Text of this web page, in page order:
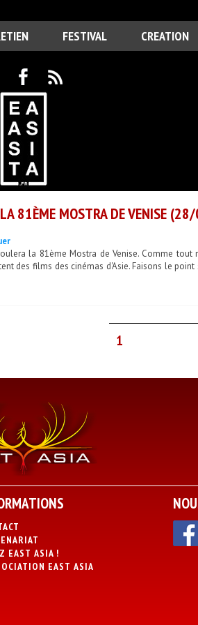
FESTIVAL CREATION
LA 81ÈME MOSTRA DE VENISE
la 81ème Mostra de Venise. Comme tout
des films des cinémas d'Asie. Faisons le
1
EAST ASIA !
EAST ASIA